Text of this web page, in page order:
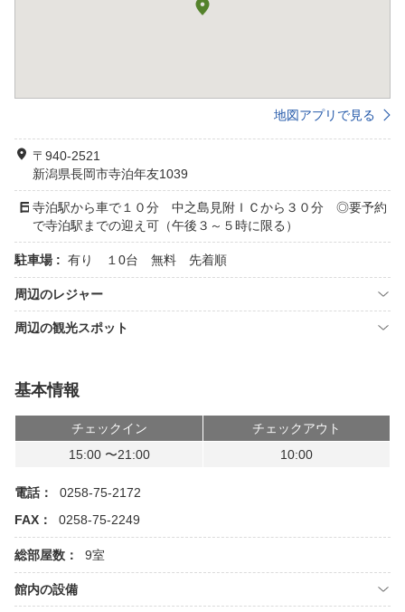
地図アプリで見る
〒940-2521
新潟県長岡市寺泊年友1039
寺泊駅から車で１０分 中之島見附ＩＣから３０分 ◎要予約
で寺泊駅までの迎え可（午後３～５時に限る）
駐車場 : 有り １0台 無料 先着順
周辺のレジャー
周辺の観光スポット
基本情報
チェックイン
チェックアウト
15:00 〜21:00
10:00
電話：
0258-75-2172
FAX：
0258-75-2249
総部屋数： 9室
館内の設備